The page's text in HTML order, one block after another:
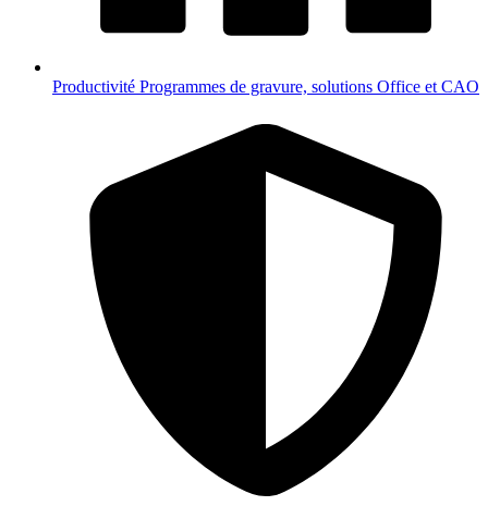
Productivité Programmes de gravure, solutions Office et CAO